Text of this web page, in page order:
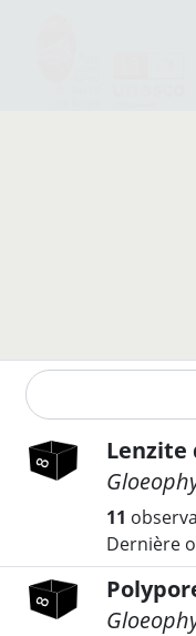
Lenzite
11
Dernière